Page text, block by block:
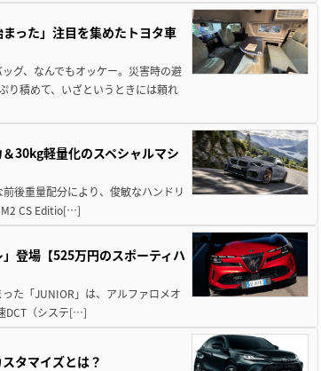
った」注目を集めたトヨタ車
グ、なんでもオッケー。災害時の避
り積めて、いざというときには頼れ
30kg軽量化のスペシャルマシ
後重量配分により、俊敏なハンドリ
M2 CS Editio[…]
登場【525万円のスポーティハ
た「JUNIOR」は、アルファロメオ
DCT（システ[…]
タマイズとは？